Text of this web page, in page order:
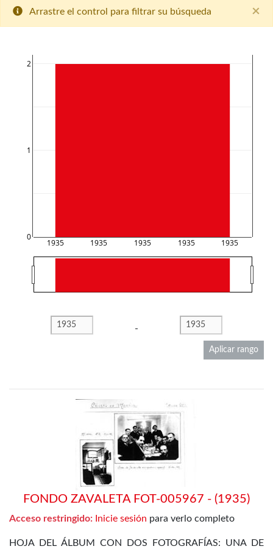
×
Arrastre el control para filtrar su búsqueda
1935 1935 1935 1935 1935
0
1
2
-
Aplicar rango
FONDO ZAVALETA FOT-005967 - (1935)
Acceso restringido: Inicie sesión para verlo completo
HOJA DEL ÁLBUM CON DOS FOTOGRAFÍAS: UNA DE